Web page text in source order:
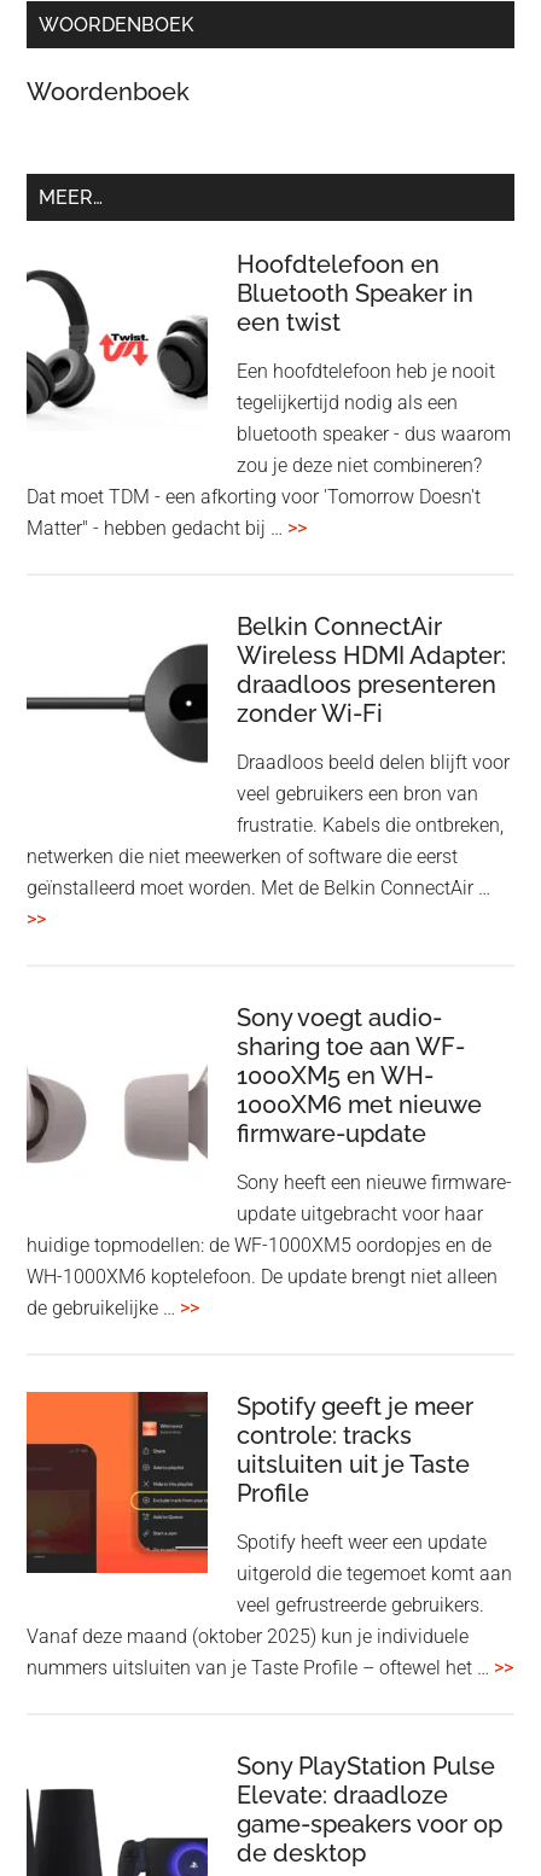
WOORDENBOEK
Woordenboek
MEER…
Hoofdtelefoon en
Bluetooth Speaker in
een twist
Een hoofdtelefoon heb je nooit
tegelijkertijd nodig als een
bluetooth speaker - dus waarom
zou je deze niet combineren?
Dat moet TDM - een afkorting voor 'Tomorrow Doesn't
Matter" - hebben gedacht bij … >>overHoofdtelefoon
Speaker
in
een
twist
Belkin ConnectAir
Wireless HDMI Adapter:
draadloos presenteren
zonder Wi-Fi
Draadloos beeld delen blijft voor
veel gebruikers een bron van
frustratie. Kabels die ontbreken,
netwerken die niet meewerken of software die eerst
geïnstalleerd moet worden. Met de Belkin ConnectAir …
>>overBelkin
draadloos
presenteren
zonder
Wi-
Sony voegt audio-
sharing toe aan WF-
1000XM5 en WH-
1000XM6 met nieuwe
firmware-update
Sony heeft een nieuwe firmware-
update uitgebracht voor haar
huidige topmodellen: de WF-1000XM5 oordopjes en de
WH-1000XM6 koptelefoon. De update brengt niet alleen
de gebruikelijke … >>overSony
sharing
WF-
en
1000XM6
nieuwe
Spotify geeft je meer
controle: tracks
uitsluiten uit je Taste
Profile
Spotify heeft weer een update
uitgerold die tegemoet komt aan
veel gefrustreerde gebruikers.
Vanaf deze maand (oktober 2025) kun je individuele
nummers uitsluiten van je Taste Profile – oftewel het … >>
Sony PlayStation Pulse
Elevate: draadloze
game-speakers voor op
de desktop